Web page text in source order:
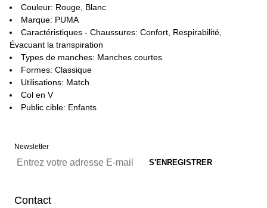
Couleur: Rouge, Blanc
Marque: PUMA
Caractéristiques - Chaussures: Confort, Respirabilité,
Évacuant la transpiration
Types de manches: Manches courtes
Formes: Classique
Utilisations: Match
Col en V
Public cible: Enfants
Newsletter
Contact